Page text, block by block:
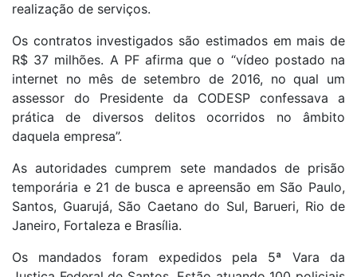
realização de serviços.
Os contratos investigados são estimados em mais de
R$ 37 milhões. A PF afirma que o “vídeo postado na
internet no mês de setembro de 2016, no qual um
assessor do Presidente da CODESP confessava a
prática de diversos delitos ocorridos no âmbito
daquela empresa”.
As autoridades cumprem sete mandados de prisão
temporária e 21 de busca e apreensão em São Paulo,
Santos, Guarujá, São Caetano do Sul, Barueri, Rio de
Janeiro, Fortaleza e Brasília.
Os mandados foram expedidos pela 5ª Vara da